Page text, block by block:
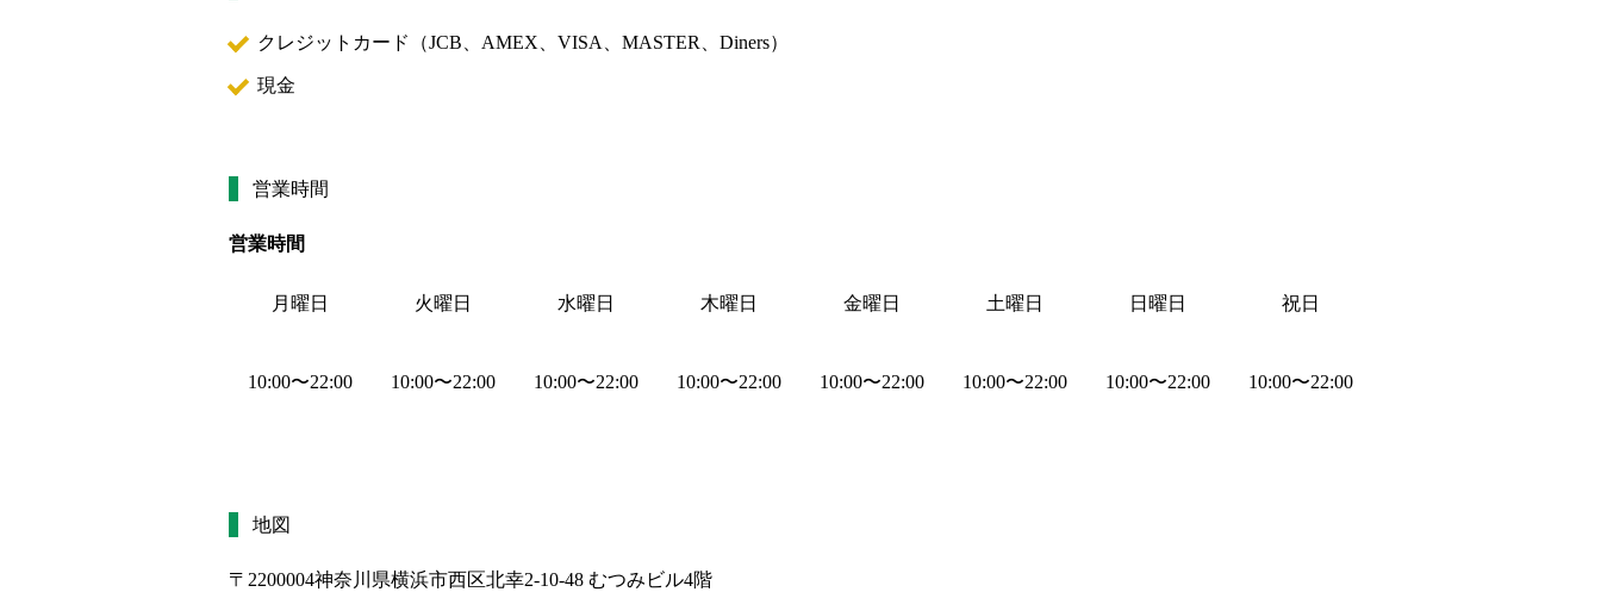
クレジットカード（JCB、AMEX、VISA、MASTER、Diners）
現金
営業時間
営業時間
月曜日 火曜日 水曜日 木曜日 金曜日 土曜日 日曜日 祝日
10:00〜22:00 10:00〜22:00 10:00〜22:00 10:00〜22:00 10:00〜22:00 10:00〜22:00 10:00〜22:00 10:00〜22:00
地図
〒2200004神奈川県横浜市西区北幸2-10-48 むつみビル4階